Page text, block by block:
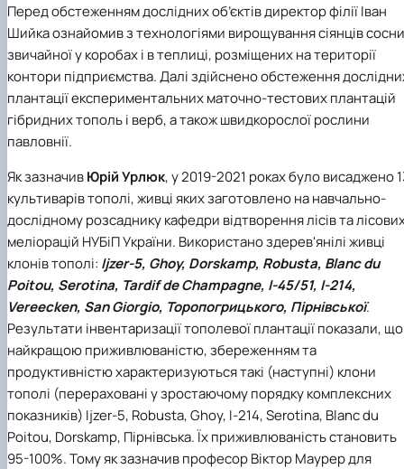
Перед обстеженням дослідних об’єктів директор філії Іван
Шийка ознайомив з технологіями вирощування сіянців сосни
звичайної у коробах і в теплиці, розміщених на території
контори підприємства. Далі здійснено обстеження
плантації експериментальних маточно-тестових плантацій
гібридних тополь і верб, а також швидкорослої рослини
павловнії.
Як зазначивЮрій Урлюк, у 2019-2021 роках було висаджено
культиварів тополі, живці яких заготовлено на навчально-
дослідному розсаднику кафедри відтворення лісів та
меліорацій НУБіП України. Використано здерев'янілі живці
клонів тополі: Ijzer-5, Ghoy, Dorskamp, Robusta, Blanc du
Poitou, Serotina, Tardif de Champagne, I-45/51, I-214,
Vereecken, San Giorgio, Торопогрицького, Пірнівської.
Результати інвентаризації тополевої плантації показали, що
найкращою приживлюваністю, збереженням та
продуктивністю характеризуються такі (наступні) клони
тополі (перераховані у зростаючому порядку комплексних
показників) Ijzer-5, Robusta, Ghoy, I-214, Serotina, Blanc du
Poitou, Dorskamp, Пірнівська. Їх приживлюваність становить
95-100%. Тому як зазначив професор Віктор Маурер для